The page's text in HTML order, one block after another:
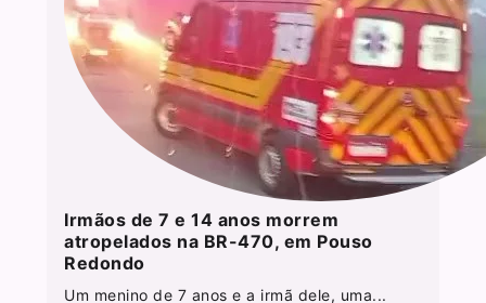
Irmãos de 7 e 14 anos morrem
atropelados na BR-470, em Pouso
Redondo
Um menino de 7 anos e a irmã dele, uma...